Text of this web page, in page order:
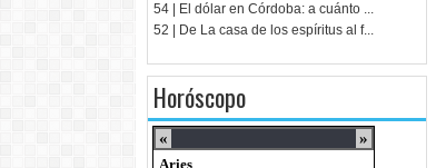
54 | El dólar en Córdoba: a cuánto ...
52 | De La casa de los espíritus al f...
Horóscopo